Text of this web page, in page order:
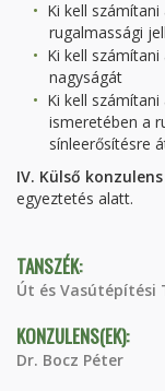
Ki kell
rugalmassági
Ki kell
nagyságát
Ki kell
ismeretében a
sínleerősítésre
IV. Külső konzulens
egyeztetés alatt.
TANSZÉK:
Út és Vasútépítési
KONZULENS(EK):
Dr. Bocz Péter